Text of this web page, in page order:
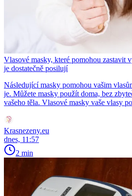
Vlasové masky, které pomohou zastavit
je dostatečně posilují
Následující masky pomohou vašim
je. Můžete masky použít doma, bez
vašeho těla. Vlasové masky vaše vlasy
Krasnezeny.eu
dnes, 11:57
2 min